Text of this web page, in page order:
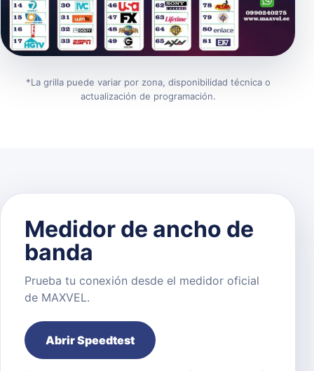
*La grilla puede variar por zona, disponibilidad técnica o
actualización de programación.
Medidor de ancho de
banda
Prueba tu conexión desde el medidor oficial
de MAXVEL.
Abrir Speedtest